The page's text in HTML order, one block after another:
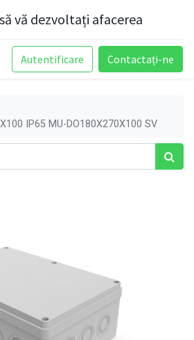
vă dezvoltați afacerea
Autentificare Contactați-ne
IP65 MU-DO180X270X100 SV